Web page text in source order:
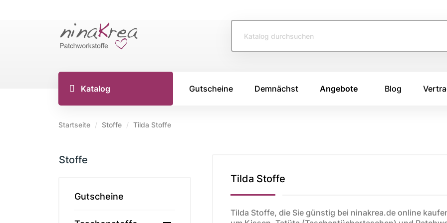
Katalog
Tilda Stoffe 2025
Tilda Stoffe 2024
Tilda Creating
Kunstleder
Gutscheine Demnächst Angebote Blog
Startseite Stoffe Tilda Stoffe
Stoffe
Gutscheine
Tilda Stoffe
Tilda Stoffe, die Sie günstig bei ninakrea.de online